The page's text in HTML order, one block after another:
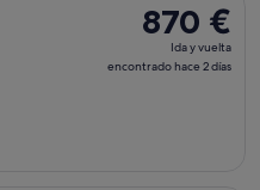
870 €
Ida
y
870 €
Ida y vuelta
encontrado hace 2 días